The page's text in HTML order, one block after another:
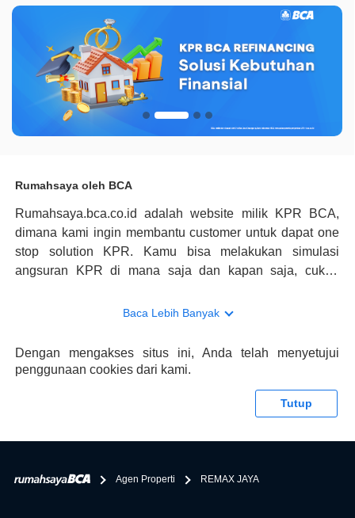
Rumahsaya oleh BCA
Rumahsaya.bca.co.id adalah website milik KPR BCA,
dimana kami ingin membantu customer untuk dapat one
stop solution KPR. Kamu bisa melakukan simulasi
angsuran KPR di mana saja dan kapan saja, cukup
konsultasi mengenai KPR, maka ada layanan live chat
memberikan keuntungan yang berlipat, persyaratan
pengajuan KPR BCA juga sangat mudah, kamu bisa cek
tentang properti disini BCA hanya sebagai pihak
bertanggung jawab terhadap informasi yang rekanan
Baca Lebih Banyak
Dengan mengakses situs ini, Anda telah menyetujui
penggunaan cookies dari kami.
Tutup
Agen Properti REMAX JAYA